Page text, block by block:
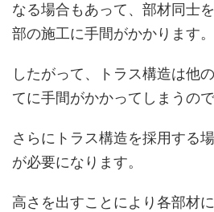
なる場合もあって、部材同士
部の施工に手間がかかります。
したがって、トラス構造は他
てに手間がかかってしまうので
さらにトラス構造を採用する
が必要になります。
高さを出すことにより各部材